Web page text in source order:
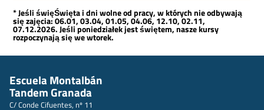
* Jeśli święŚwięta i dni wolne od pracy, w których nie odbywają
się zajęcia: 06.01, 03.04, 01.05, 04.06, 12.10, 02.11,
07.12.2026. Jeśli poniedziałek jest świętem, nasze kursy
rozpoczynają się we wtorek.
Escuela Montalbán
Tandem Granada
C/ Conde Cifuentes, nº 11